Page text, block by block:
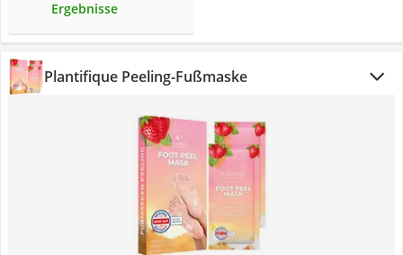
Ergebnisse
Plantifique Peeling-Fußmaske